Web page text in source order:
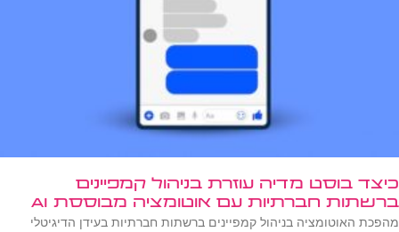
כיצד בוסט מדיה עוזרת בניהול קמפיינים
ברשתות חברתיות עם אוטומציה מבוססת AI
מהפכת האוטומציה בניהול קמפיינים ברשתות חברתיות בעידן הדיגיטלי